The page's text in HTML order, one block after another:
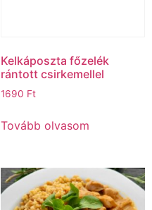
Kelkáposzta főzelék
rántott csirkemellel
1690 Ft
Tovább olvasom